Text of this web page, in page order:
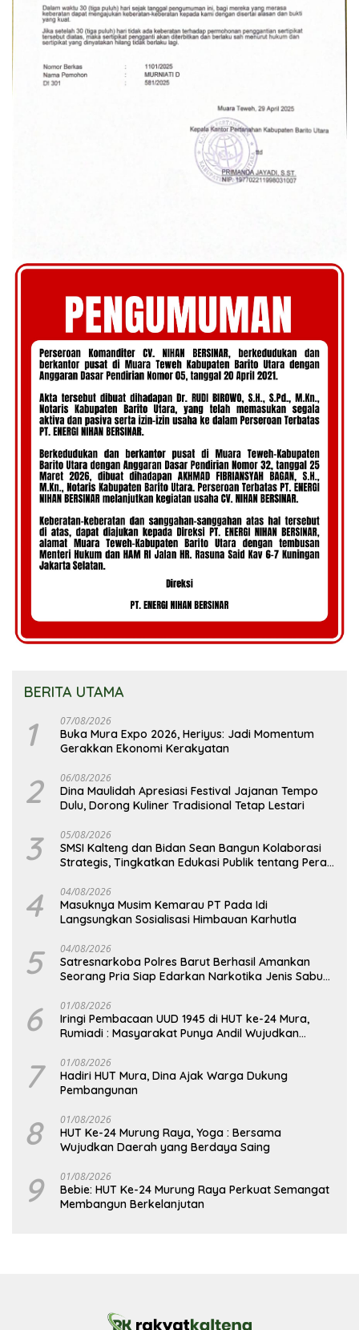
BERITA UTAMA
1 07/08/2026
Buka Mura Expo 2026, Heriyus: Jadi Momentum
Gerakkan Ekonomi Kerakyatan
2 06/08/2026
Dina Maulidah Apresiasi Festival Jajanan Tempo
Dulu, Dorong Kuliner Tradisional Tetap Lestari
3 05/08/2026
SMSI Kalteng dan Bidan Sean Bangun Kolaborasi
Strategis, Tingkatkan Edukasi Publik tentang Peran
4 04/08/2026
Masuknya Musim Kemarau PT Pada Idi
Langsungkan Sosialisasi Himbauan Karhutla
5 04/08/2026
Satresnarkoba Polres Barut Berhasil Amankan
Seorang Pria Siap Edarkan Narkotika Jenis Sabu
6 01/08/2026
Iringi Pembacaan UUD 1945 di HUT ke-24 Mura,
Rumiadi : Masyarakat Punya Andil Wujudkan
7 01/08/2026
Hadiri HUT Mura, Dina Ajak Warga Dukung
Pembangunan
8 01/08/2026
HUT Ke-24 Murung Raya, Yoga : Bersama
Wujudkan Daerah yang Berdaya Saing
9 01/08/2026
Bebie: HUT Ke-24 Murung Raya Perkuat Semangat
Membangun Berkelanjutan